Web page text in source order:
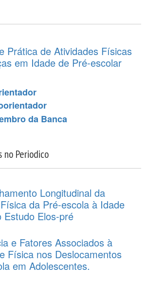
Prática de Atividades Físicas
em Idade de Pré-escolar
da Banca
no Periodico
Longitudinal da
da Pré-escola à Idade
Estudo Elos-pré
e Fatores Associados à
Física nos Deslocamentos
em Adolescentes.